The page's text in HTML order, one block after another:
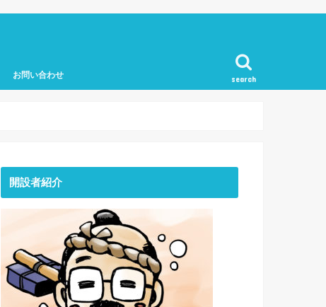
search
お問い合わせ
開設者紹介